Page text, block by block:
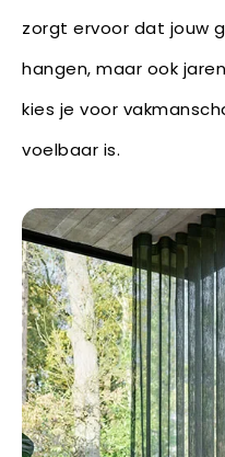
zorgt ervoor dat jouw
hangen, maar ook
kies je voor
voelbaar is.